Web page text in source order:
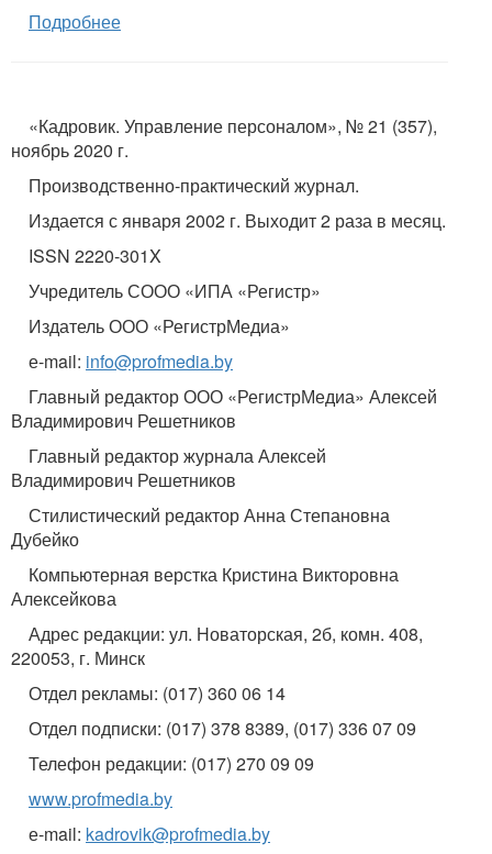
Подробнее
«Кадровик. Управление персоналом», № 21 (357),
ноябрь 2020 г.
Производственно-практический журнал.
Издается с января 2002 г. Выходит 2 раза в месяц.
ISSN 2220-301X
Учредитель СООО «ИПА «Регистр»
Издатель ООО «РегистрМедиа»
е-mail: info@profmedia.by
Главный редактор ООО «РегистрМедиа» Алексей
Владимирович Решетников
Главный редактор журнала Алексей
Владимирович Решетников
Стилистический редактор Анна Степановна
Дубейко
Компьютерная верстка Кристина Викторовна
Алексейкова
Адрес редакции: ул. Новаторская, 2б, комн. 408,
220053, г. Минск
Отдел рекламы: (017) 360 06 14
Отдел подписки: (017) 378 8389, (017) 336 07 09
Телефон редакции: (017) 270 09 09
www.profmedia.by
е-mail: kadrovik@profmedia.by